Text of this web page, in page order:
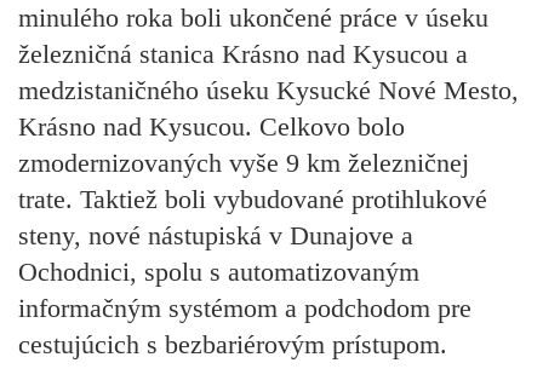
minulého roka boli ukončené práce v úseku
železničná stanica Krásno nad Kysucou a
medzistaničného úseku Kysucké Nové Mesto,
Krásno nad Kysucou. Celkovo bolo
zmodernizovaných vyše 9 km železničnej
trate. Taktiež boli vybudované protihlukové
steny, nové nástupiská v Dunajove a
Ochodnici, spolu s automatizovaným
informačným systémom a podchodom pre
cestujúcich s bezbariérovým prístupom.